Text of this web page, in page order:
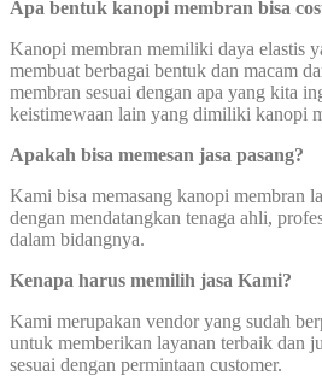
Apa bentuk kanopi membran bisa
Kanopi membran memiliki daya elastis
membuat berbagai bentuk dan macam
membran sesuai dengan apa yang kita
keistimewaan lain yang dimiliki kanopi
Apakah bisa memesan jasa pasang?
Kami bisa memasang kanopi membran
dengan mendatangkan tenaga ahli,
dalam bidangnya.
Kenapa harus memilih jasa Kami?
Kami merupakan vendor yang sudah
untuk memberikan layanan terbaik dan
sesuai dengan permintaan customer.